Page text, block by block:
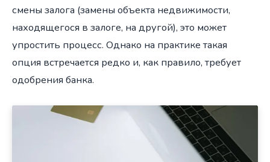
смены залога (замены объекта недвижимости,
находящегося в залоге, на другой), это может
упростить процесс. Однако на практике такая
опция встречается редко и, как правило, требует
одобрения банка.